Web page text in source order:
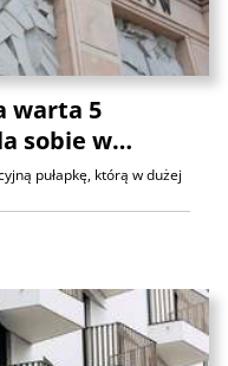
warta 5
sobie w…
pułapkę, którą w dużej